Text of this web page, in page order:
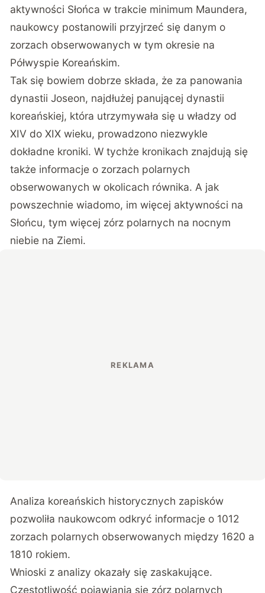
aktywności Słońca w trakcie minimum Maundera,
naukowcy postanowili przyjrzeć się danym o
zorzach obserwowanych w tym okresie na
Półwyspie Koreańskim.
Tak się bowiem dobrze składa, że za panowania
dynastii Joseon, najdłużej panującej dynastii
koreańskiej, która utrzymywała się u władzy od
XIV do XIX wieku, prowadzono niezwykle
dokładne kroniki. W tychże kronikach znajdują się
także informacje o zorzach polarnych
obserwowanych w okolicach równika. A jak
powszechnie wiadomo, im więcej aktywności na
Słońcu, tym więcej zórz polarnych na nocnym
niebie na Ziemi.
Analiza koreańskich historycznych zapisków
pozwoliła naukowcom odkryć informacje o 1012
zorzach polarnych obserwowanych między 1620 a
1810 rokiem.
Wnioski z analizy okazały się zaskakujące.
Częstotliwość pojawiania się zórz polarnych